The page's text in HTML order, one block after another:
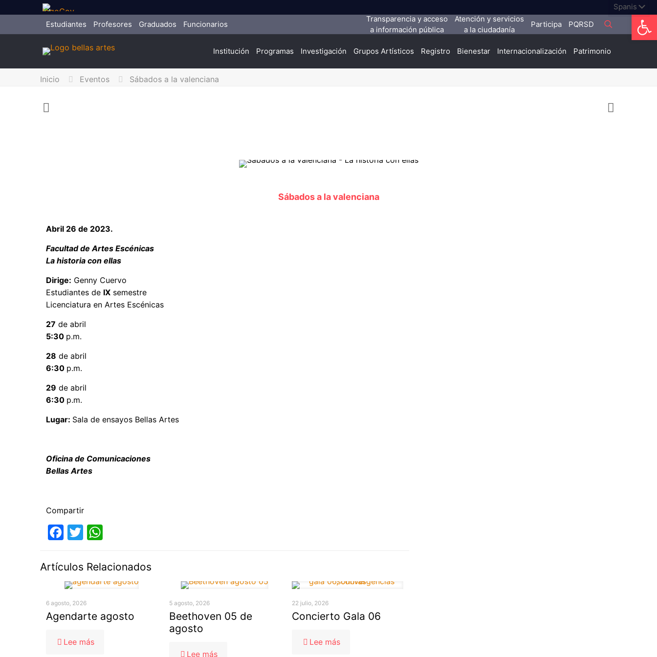
Estudiantes Profesores Graduados Funcionarios
Transparencia y acceso
a información pública
Atención y servicios
a la ciudadanía
Participa PQRSD
Institución Programas Investigación Grupos Artísticos Registro Bienestar Internacionalización Patrimonio
Inicio Eventos Sábados a la valenciana
Sábados a la valenciana
Abril 26 de 2023.
Facultad de Artes Escénicas
La historia con ellas
Dirige: Genny Cuervo
Estudiantes de IX semestre
Licenciatura en Artes Escénicas
27 de abril
5:30 p.m.
28 de abril
6:30 p.m.
29 de abril
6:30 p.m.
Lugar: Sala de ensayos Bellas Artes
Oficina de Comunicaciones
Bellas Artes
Compartir
Facebook
Twitter
WhatsApp
Artículos Relacionados
6 agosto, 2026
Agendarte agosto
Lee más-
5 agosto, 2026
Beethoven 05 de
agosto
Lee más-
22 julio, 2026
Concierto Gala 06
Lee más-
Abrir